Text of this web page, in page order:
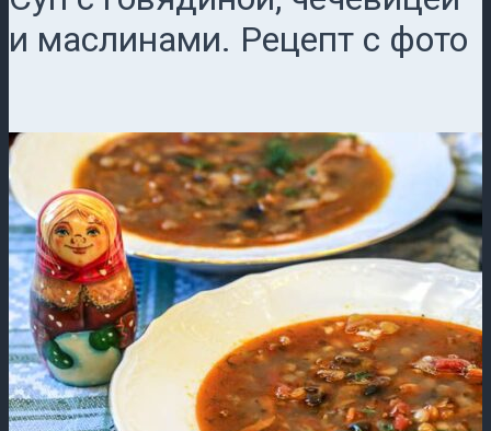
и маслинами. Рецепт с фото